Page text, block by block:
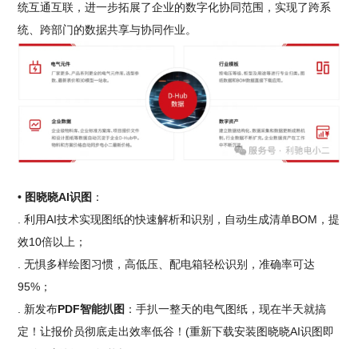
统互通互联，进一步拓展了企业的数字化协同范围，实现了跨系
统、跨部门的数据共享与协同作业。
• 图晓晓AI识图 ：
. 利用AI技术实现图纸的快速解析和识别，自动生成清单BOM，提
效10倍以上；
. 无惧多样绘图习惯，高低压、配电箱轻松识别，准确率可达
95%；
. 新发布PDF智能扒图 ：手扒一整天的电气图纸，现在半天就搞
定！让报价员彻底走出效率低谷！(重新下载安装图晓晓AI识图即